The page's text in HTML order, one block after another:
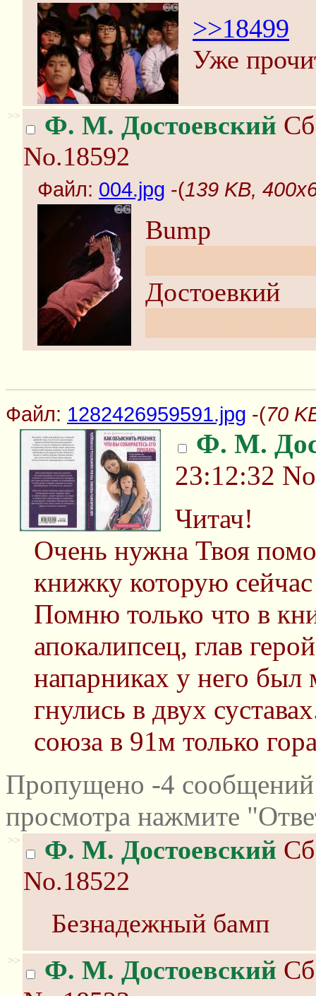
>>18499
Уже
>> Ф. М. Достоевский
No.18592
Файл: 004.jpg -(139 KB,
Bump
Достоевкий
Файл: 1282426959591.jpg -(70
Ф. М.
23:12:32
Читач!
Очень нужна Твоя
книжку которую
Помню только что в
апокалипсец, глав
напарниках у него был
гнулись в двух
союза в 91м только
Пропущено -4
просмотра нажмите
>> Ф. М. Достоевский
No.18522
Безнадежный бамп
>> Ф. М. Достоевский